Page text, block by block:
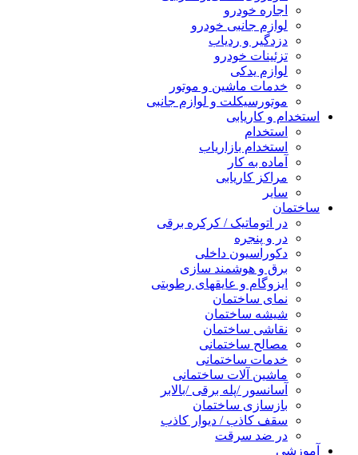
اجاره خودرو
لوازم جانبی خودرو
دزدگیر و ردیاب
تزئینات خودرو
لوازم یدکی
خدمات ماشین و موتور
موتورسیکلت و لوازم جانبی
استخدام و کاریابی
استخدام
استخدام بازاریاب
آماده به کار
مراکز کاریابی
سایر
ساختمان
در اتوماتیک / کرکره برقی
در و پنجره
دکوراسیون داخلی
برق و هوشمند سازی
ایزوگام و عایقهای رطوبتی
نمای ساختمان
شیشه ساختمان
نقاشی ساختمان
مصالح ساختمانی
خدمات ساختمانی
ماشین آلات ساختمانی
آسانسور /پله برقی /بالابر
بازسازی ساختمان
سقف کاذب / دیوار کاذب
در ضد سرقت
آموزشی